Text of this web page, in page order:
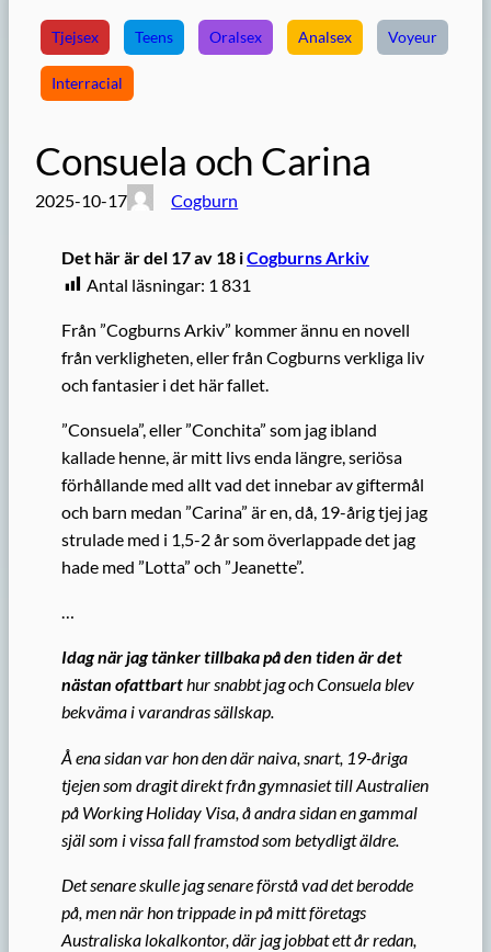
Tjejsex Teens Oralsex Analsex Voyeur
Interracial
Consuela och Carina
2025-10-17 Cogburn
Det här är del 17 av 18 iCogburns Arkiv
Antal läsningar: 1 831
Från ”Cogburns Arkiv” kommer ännu en novell
från verkligheten, eller från Cogburns verkliga liv
och fantasier i det här fallet.
”Consuela”, eller ”Conchita” som jag ibland
kallade henne, är mitt livs enda längre, seriösa
förhållande med allt vad det innebar av giftermål
och barn medan ”Carina” är en, då, 19-årig tjej jag
strulade med i 1,5-2 år som överlappade det jag
hade med ”Lotta” och ”Jeanette”.
…
Idag när jag tänker tillbaka på den tiden är det
nästan ofattbarthur snabbt jag och Consuela blev
bekväma i varandras sällskap.
Å ena sidan var hon den där naiva, snart, 19-åriga
tjejen som dragit direkt från gymnasiet till Australien
på Working Holiday Visa, å andra sidan en gammal
själ som i vissa fall framstod som betydligt äldre.
Det senare skulle jag senare förstå vad det berodde
på, men när hon trippade in på mitt företags
Australiska lokalkontor, där jag jobbat ett år redan,